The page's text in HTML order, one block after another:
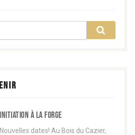
Initiation à la forge
Nouvelles dates! Au Bois du Cazier,